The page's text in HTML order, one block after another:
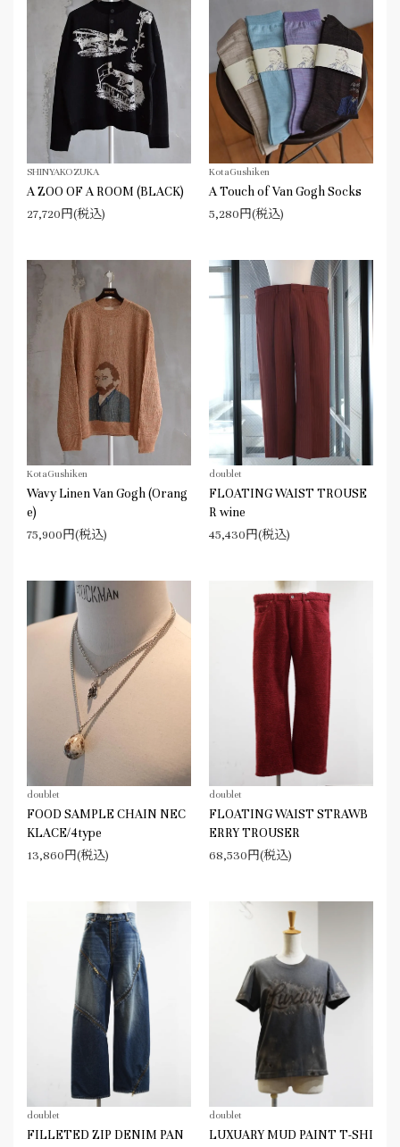
SHINYAKOZUKA
A ZOO OF A ROOM (BLACK)
27,720円(税込)
KotaGushiken
A Touch of Van Gogh Socks
5,280円(税込)
KotaGushiken
Wavy Linen Van Gogh (Orang
e)
75,900円(税込)
doublet
FLOATING WAIST TROUSE
R wine
45,430円(税込)
doublet
FOOD SAMPLE CHAIN NEC
KLACE/4type
13,860円(税込)
doublet
FLOATING WAIST STRAWB
ERRY TROUSER
68,530円(税込)
doublet
FILLETED ZIP DENIM PAN
doublet
LUXUARY MUD PAINT T-SHI